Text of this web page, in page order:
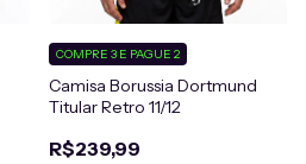
Camisa Borussia Dortmund
Titular Retro 11/12
R$239,99
COMPRE 3 E PAGUE 2